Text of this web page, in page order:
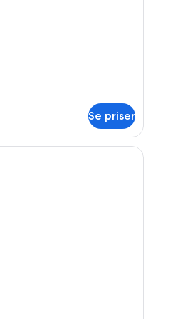
Se priser
Ett rum med en säng, ett bord med en vas